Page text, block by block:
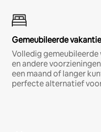
Gemeubileerde
Volledig gemeubileerde
en andere
een maand of langer
perfecte alternatief